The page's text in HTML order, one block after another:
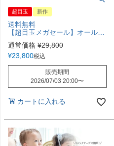
超目玉 新作
送料無料
【超目玉メガセール】オールインワン着物《桜霞》 着物ワンピース 背中ファスナー かんたん着付け 七五三 和装 リボン 花柄チュール ピンク 赤 白 紫 緑 和柄 古典柄 女の子 キッズ お正月 写真撮影 お参り キャサリンコテージ TAK
通常価格 ¥29,800
¥23,800税込
販売期間
2026/07/03 20:00〜
カートに入れる